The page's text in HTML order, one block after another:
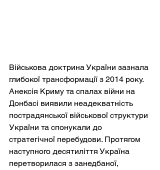
Військова доктрина України зазнала
глибокої трансформації з 2014 року.
Анексія Криму та спалах війни на
Донбасі виявили неадекватність
пострадянської військової структури
України та спонукали до
стратегічної перебудови. Протягом
наступного десятиліття Україна
перетворилася з занедбаної,